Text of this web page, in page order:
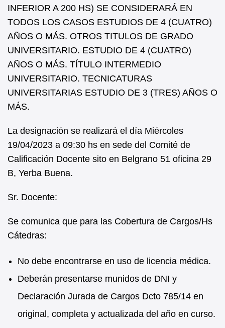
INFERIOR A 200 HS) SE CONSIDERARÁ EN
TODOS LOS CASOS ESTUDIOS DE 4 (CUATRO)
AÑOS O MÁS. OTROS TITULOS DE GRADO
UNIVERSITARIO. ESTUDIO DE 4 (CUATRO)
AÑOS O MÁS. TÍTULO INTERMEDIO
UNIVERSITARIO. TECNICATURAS
UNIVERSITARIAS ESTUDIO DE 3 (TRES) AÑOS O
MÁS.
La designación se realizará el día Miércoles
19/04/2023 a 09:30 hs en sede del Comité de
Calificación Docente sito en Belgrano 51 oficina 29
B, Yerba Buena.
Sr. Docente:
Se comunica que para las Cobertura de Cargos/Hs
Cátedras:
No debe encontrarse en uso de licencia médica.
Deberán presentarse munidos de DNI y
Declaración Jurada de Cargos Dcto 785/14 en
original, completa y actualizada del año en curso.